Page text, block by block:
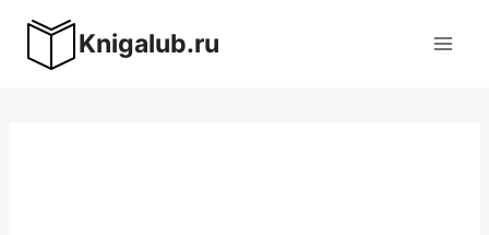
содержимому
Knigalub.ru